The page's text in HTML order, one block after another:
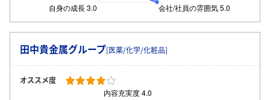
田中貴金属グループ[医薬/化学/化粧品]
オススメ度